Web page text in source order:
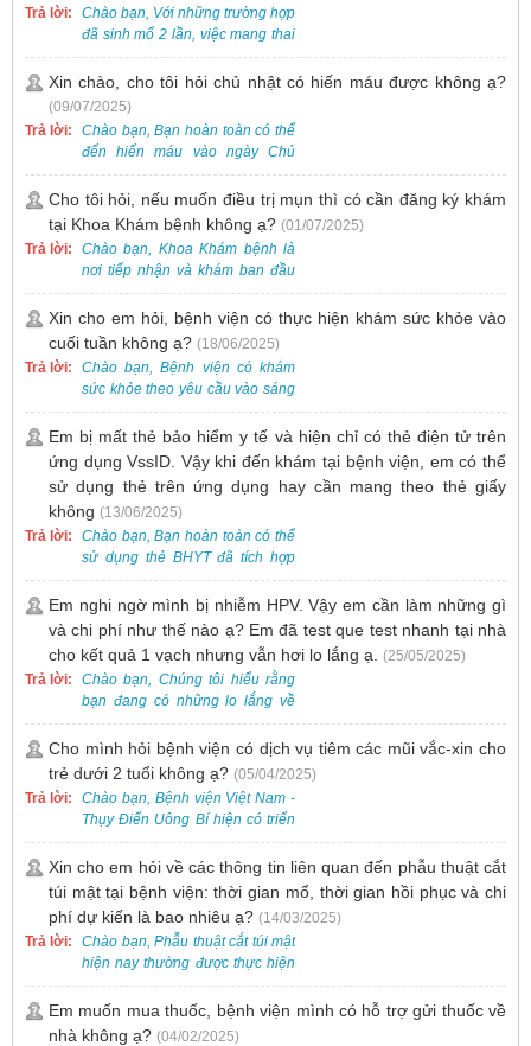
hoặc Fanpage Bệnh viện Việt
Nam - Thụy Điển Uông Bí.
Trả lời:
Chào bạn, Với những trường hợp
đã sinh mổ 2 lần, việc mang thai
lần 3 vẫn có thể thực hiện được.
Tại Bệnh viện, chúng tôi đã tiếp
nhận và hỗ trợ nhiều thai phụ có
nhu cầu tương tự.
Xin chào, cho tôi hỏi chủ nhật có hiến máu được không ạ?
(09/07/2025)
Trả lời:
Chào bạn, Bạn hoàn toàn có thể
đến hiến máu vào ngày Chủ
Nhật.
Cho tôi hỏi, nếu muốn điều trị mụn thì có cần đăng ký khám
tại Khoa Khám bệnh không ạ? (01/07/2025)
Trả lời:
Chào bạn, Khoa Khám bệnh là
nơi tiếp nhận và khám ban đầu
cho tất cả các trường hợp, bao
gồm cả điều trị mụn. Vì vậy, bạn
cần đăng ký khám tại Khoa
Khám bệnh trước.
Xin cho em hỏi, bệnh viện có thực hiện khám sức khỏe vào
cuối tuần không ạ? (18/06/2025)
Trả lời:
Chào bạn, Bệnh viện có khám
sức khỏe theo yêu cầu vào sáng
thứ Bảy. Nếu bạn có nhu cầu, vui
lòng đặt lịch trước để được sắp
xếp thời gian phù hợp.
Em bị mất thẻ bảo hiểm y tế và hiện chỉ có thẻ điện tử trên
ứng dụng VssID. Vậy khi đến khám tại bệnh viện, em có thể
sử dụng thẻ trên ứng dụng hay cần mang theo thẻ giấy
không (13/06/2025)
Trả lời:
Chào bạn, Bạn hoàn toàn có thể
sử dụng thẻ BHYT đã tích hợp
trên ứng dụng VssID khi đến
khám và không cần mang theo
thẻ giấy.
Em nghi ngờ mình bị nhiễm HPV. Vậy em cần làm những gì
và chi phí như thế nào ạ? Em đã test que test nhanh tại nhà
cho kết quả 1 vạch nhưng vẫn hơi lo lắng ạ. (25/05/2025)
Trả lời:
Chào bạn, Chúng tôi hiểu rằng
bạn đang có những lo lắng về
nguy cơ nhiễm HPV. Tại Bệnh
viện Việt Nam - Thụy Điển Uông
Bí, chúng tôi cung cấp các dịch
vụ thăm khám và xét nghiệm
chuyên sâu để phát hiện sớm
HPV và tầm soát ung thư cổ tử
Cho mình hỏi bệnh viện có dịch vụ tiêm các mũi vắc-xin cho
trẻ dưới 2 tuổi không ạ? (05/04/2025)
Trả lời:
Chào bạn, Bệnh viện Việt Nam -
Thụy Điển Uông Bí hiện có triển
khai dịch vụ tiêm vắc-xin cho trẻ
dưới 2 tuổi.
Xin cho em hỏi về các thông tin liên quan đến phẫu thuật cắt
túi mật tại bệnh viện: thời gian mổ, thời gian hồi phục và chi
phí dự kiến là bao nhiêu ạ? (14/03/2025)
Trả lời:
Chào bạn, Phẫu thuật cắt túi mật
hiện nay thường được thực hiện
bằng phương pháp nội soi, đây
là một kỹ thuật ít xâm lấn, an toàn
và phổ biến.
Em muốn mua thuốc, bệnh viện mình có hỗ trợ gửi thuốc về
nhà không ạ? (04/02/2025)